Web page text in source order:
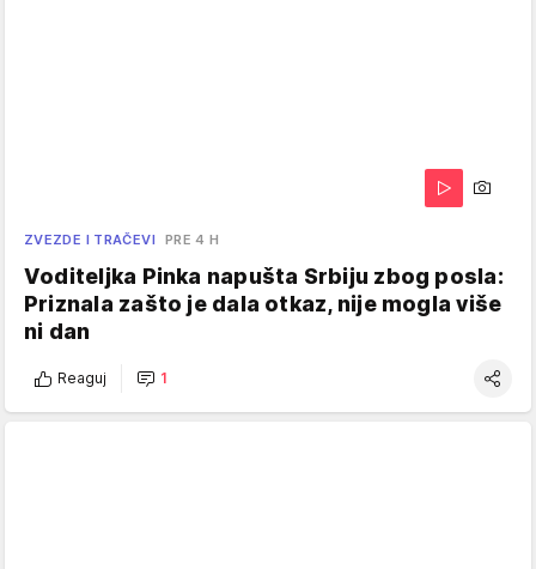
ZVEZDE I TRAČEVI PRE 4 H
Voditeljka Pinka napušta Srbiju zbog posla:
Priznala zašto je dala otkaz, nije mogla više
ni dan
Reaguj 1